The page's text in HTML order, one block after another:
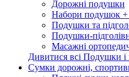
Дорожні подушки
Набори подушок +
Подушки та
Подушки-
Масажні
Дивитися всі Подушки і
Сумки дорожні,